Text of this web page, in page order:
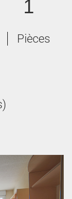
1
Pièces